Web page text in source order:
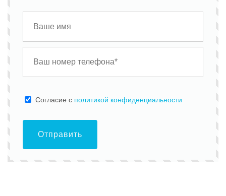
Cогласие с политикой конфиденциальности
Отправить